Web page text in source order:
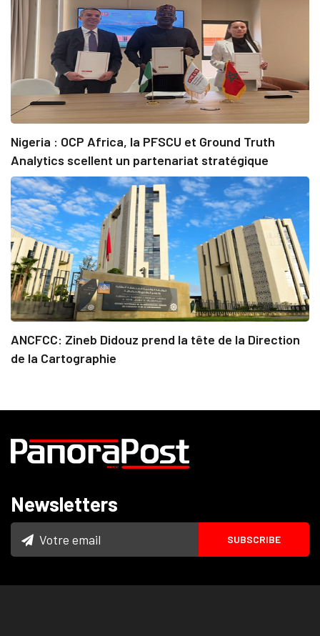
Nigeria : OCP Africa, la PFSCU et Ground Truth
Analytics scellent un partenariat stratégique
ANCFCC: Zineb Didouz prend la tête de la Direction
de la Cartographie
Newsletters